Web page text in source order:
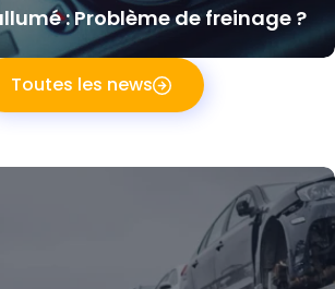
: Problème de freinage ?
Toutes les news